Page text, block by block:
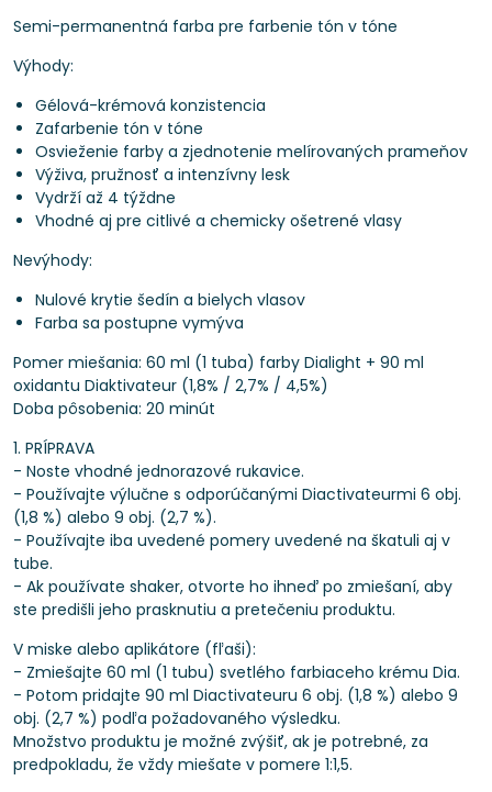
Semi-permanentná farba pre farbenie tón v tóne
Výhody:
Gélová-krémová konzistencia
Zafarbenie tón v tóne
Osvieženie farby a zjednotenie melírovaných prameňov
Výživa, pružnosť a intenzívny lesk
Vydrží až 4 týždne
Vhodné aj pre citlivé a chemicky ošetrené vlasy
Nevýhody:
Nulové krytie šedín a bielych vlasov
Farba sa postupne vymýva
Pomer miešania: 60 ml (1 tuba) farby Dialight + 90 ml
oxidantu Diaktivateur (1,8% / 2,7% / 4,5%)
Doba pôsobenia: 20 minút
1. PRÍPRAVA
- Noste vhodné jednorazové rukavice.
- Používajte výlučne s odporúčanými Diactivateurmi 6 obj.
(1,8 %) alebo 9 obj. (2,7 %).
- Používajte iba uvedené pomery uvedené na škatuli aj v
tube.
- Ak používate shaker, otvorte ho ihneď po zmiešaní, aby
ste predišli jeho prasknutiu a pretečeniu produktu.
V miske alebo aplikátore (fľaši):
- Zmiešajte 60 ml (1 tubu) svetlého farbiaceho krému Dia.
- Potom pridajte 90 ml Diactivateuru 6 obj. (1,8 %) alebo 9
obj. (2,7 %) podľa požadovaného výsledku.
Množstvo produktu je možné zvýšiť, ak je potrebné, za
predpokladu, že vždy miešate v pomere 1:1,5.